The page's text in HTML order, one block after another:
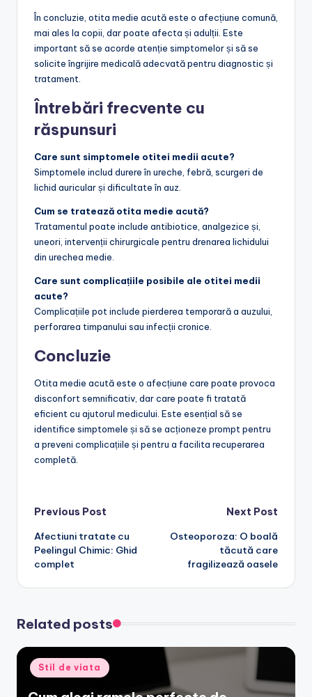
În concluzie, otita medie acută este o afecțiune comună,
mai ales la copii, dar poate afecta și adulții. Este
important să se acorde atenție simptomelor și să se
solicite îngrijire medicală adecvată pentru diagnostic și
tratament.
Întrebări frecvente cu
răspunsuri
Care sunt simptomele otitei medii acute?
Simptomele includ durere în ureche, febră, scurgeri de
lichid auricular și dificultate în auz.
Cum se tratează otita medie acută?
Tratamentul poate include antibiotice, analgezice și,
uneori, intervenții chirurgicale pentru drenarea lichidului
din urechea medie.
Care sunt complicațiile posibile ale otitei medii
acute?
Complicațiile pot include pierderea temporară a auzului,
perforarea timpanului sau infecții cronice.
Concluzie
Otita medie acută este o afecțiune care poate provoca
disconfort semnificativ, dar care poate fi tratată
eficient cu ajutorul medicului. Este esențial să se
identifice simptomele și să se acționeze prompt pentru
a preveni complicațiile și pentru a facilita recuperarea
completă.
Post
navigation
Previous Post
Afectiuni tratate cu
Peelingul Chimic: Ghid
complet
Next Post
Osteoporoza: O boală
tăcută care
fragilizează oasele
Related posts
Posted
in
Stil de viata